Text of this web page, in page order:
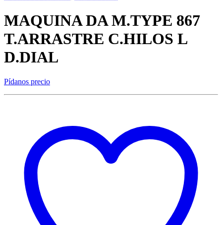
MAQUINA DA M.TYPE 867
T.ARRASTRE C.HILOS L
D.DIAL
Pídanos precio